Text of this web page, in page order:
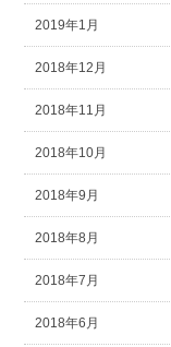
2019年1月
2018年12月
2018年11月
2018年10月
2018年9月
2018年8月
2018年7月
2018年6月